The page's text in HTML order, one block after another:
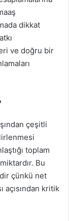
dikkat
ve doğru bir
çeşitli
toplam
Bu
çünkü net
açısından kritik